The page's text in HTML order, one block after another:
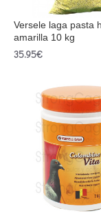
Versele laga pasta
amarilla 10 kg
35.95€